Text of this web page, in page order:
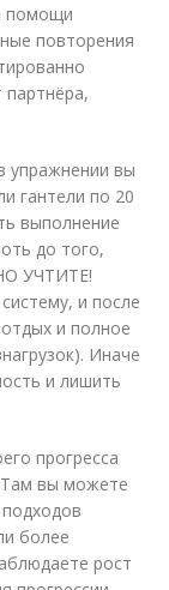
помощи
повторения
партнёра,
упражнении вы
гантели по 20
выполнение
до того,
УЧТИТЕ!
и после
и полное
Иначе
и лишить
прогресса
Там вы можете
более
рост